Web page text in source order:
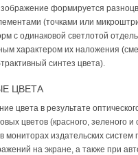
формируется
(точками или
с одинаковой светлотой
характером их наложения
синтез цвета).
ЦВЕТА
цвета в результате
цветов (красного, зеленого и
мониторах издательских систем
на экране, а также при